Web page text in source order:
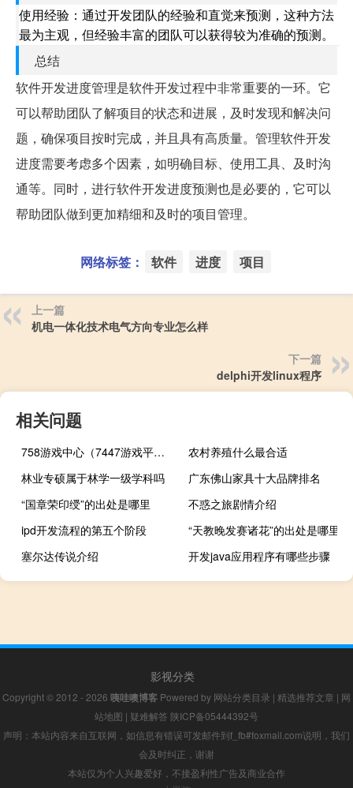
使用经验：通过开发团队的经验和直觉来预测，这种方法
最为主观，但经验丰富的团队可以获得较为准确的预测。
总结
软件开发进度管理是软件开发过程中非常重要的一环。它
可以帮助团队了解项目的状态和进展，及时发现和解决问
题，确保项目按时完成，并且具有高质量。管理软件开发
进度需要考虑多个因素，如明确目标、使用工具、及时沟
通等。同时，进行软件开发进度预测也是必要的，它可以
帮助团队做到更加精细和及时的项目管理。
网络标签： 软件 进度 项目
上一篇
机电一体化技术电气方向专业怎么样
下一篇
delphi开发linux程序
相关问题
758游戏中心（7447游戏平台）
农村养殖什么最合适
林业专硕属于林学一级学科吗
广东佛山家具十大品牌排名
“国章荣印绶”的出处是哪里
不惑之旅剧情介绍
ipd开发流程的第五个阶段
“天教晚发赛诸花”的出处是哪里
塞尔达传说介绍
开发java应用程序有哪些步骤
影视分类
Copyright © 2012 - 2026 咦哇噢博客 Powered by 网站分类目录 | 精选推荐文章 | 网
站地图 | 疑难解答 陕ICP备05444392号
声明：本站内容来自互联网，如信息有错误可发邮件到f_fb#foxmail.com说明，我们
会及时纠正，谢谢
本站仅为个人兴趣爱好，不接盈利性广告及商业合作